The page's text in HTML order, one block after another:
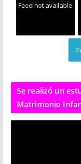
Feed not available
Se realizó un
Matrimonio